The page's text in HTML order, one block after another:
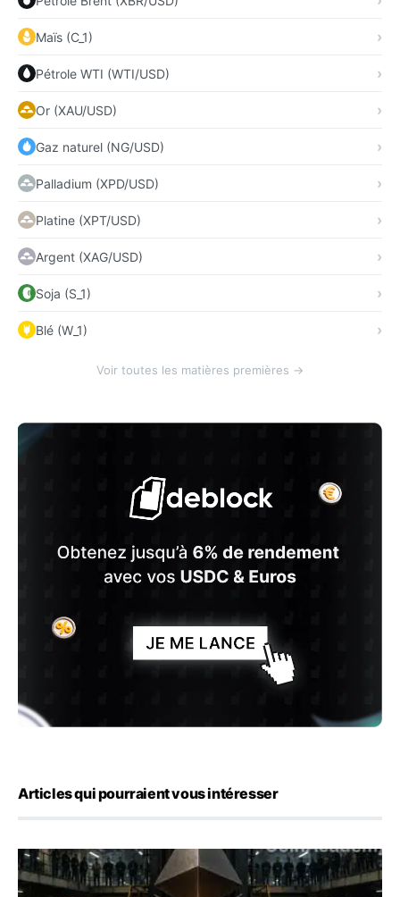
Maïs (C_1)
Pétrole WTI (WTI/USD)
Or (XAU/USD)
Gaz naturel (NG/USD)
Palladium (XPD/USD)
Platine (XPT/USD)
Argent (XAG/USD)
Soja (S_1)
Blé (W_1)
Voir toutes les matières premières →
Articles qui pourraient vous intéresser
ETH : Ethereum veut brûler les récompenses des